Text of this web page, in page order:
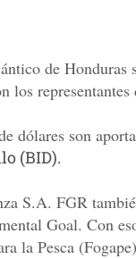
de Honduras
representantes
dólares son
(BID).
S.A. FGR
Goal. Con
la Pesca